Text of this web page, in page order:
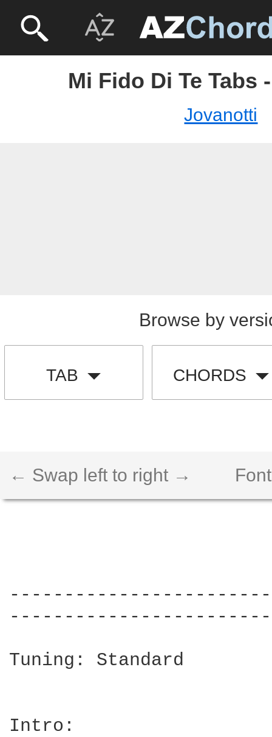
Mi Fido Di Te Tabs
Jovanotti
Browse by
TAB CHORDS
← Swap left to right →
Tuning: Standard
Intro: